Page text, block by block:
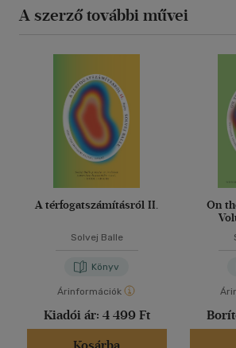
A szerző további művei
A térfogatszámításról II.
Solvej Balle
Könyv
Árinformációk
Kiadói ár: 4 499 Ft
On